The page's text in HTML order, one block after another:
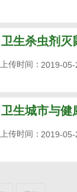
卫生杀虫剂灭
2019-05-
上传时间：
卫生城市与健
2019-05-
上传时间：